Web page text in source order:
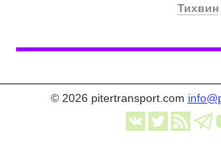
Тихвин
© 2026 pitertransport.com